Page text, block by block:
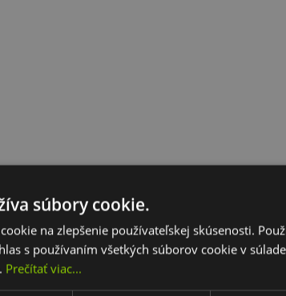
súbory cookie.
na zlepšenie používateľskej skúsenosti.
s používaním všetkých súborov cookie v
Prečítať viac...